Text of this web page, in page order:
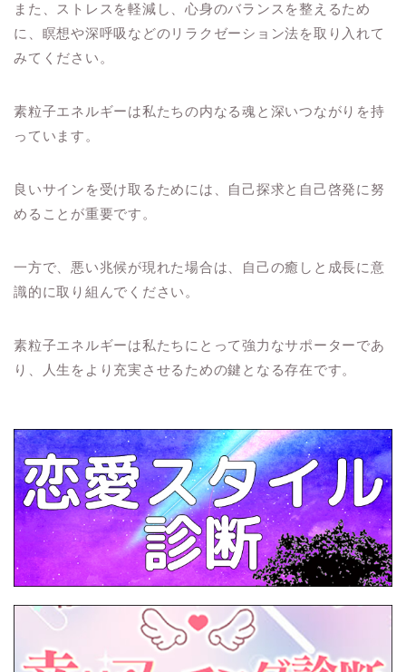
また、ストレスを軽減し、心身のバランスを整えるため
に、瞑想や深呼吸などのリラクゼーション法を取り入れて
みてください。
素粒子エネルギーは私たちの内なる魂と深いつながりを持
っています。
良いサインを受け取るためには、自己探求と自己啓発に努
めることが重要です。
一方で、悪い兆候が現れた場合は、自己の癒しと成長に意
識的に取り組んでください。
素粒子エネルギーは私たちにとって強力なサポーターであ
り、人生をより充実させるための鍵となる存在です。